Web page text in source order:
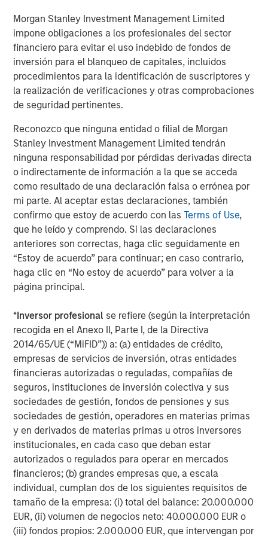
Morgan Stanley Investment Management Limited
impone obligaciones a los profesionales del sector
financiero para evitar el uso indebido de fondos de
inversión para el blanqueo de capitales, incluidos
procedimientos para la identificación de suscriptores y
la realización de verificaciones y otras comprobaciones
de seguridad pertinentes.
Reconozco que ninguna entidad o filial de Morgan
Stanley Investment Management Limited tendrán
ninguna responsabilidad por pérdidas derivadas directa
o indirectamente de información a la que se acceda
como resultado de una declaración falsa o errónea por
mi parte. Al aceptar estas declaraciones, también
confirmo que estoy de acuerdo con lasTerms of Use,
que he leído y comprendo. Si las declaraciones
anteriores son correctas, haga clic seguidamente en
“Estoy de acuerdo” para continuar; en caso contrario,
haga clic en “No estoy de acuerdo” para volver a la
página principal.
*Inversor profesional se refiere (según la interpretación
recogida en el Anexo II, Parte I, de la Directiva
2014/65/UE (“MiFID”)) a: (a) entidades de crédito,
empresas de servicios de inversión, otras entidades
financieras autorizadas o reguladas, compañías de
seguros, instituciones de inversión colectiva y sus
sociedades de gestión, fondos de pensiones y sus
sociedades de gestión, operadores en materias primas
y en derivados de materias primas u otros inversores
institucionales, en cada caso que deban estar
autorizados o regulados para operar en mercados
financieros; (b) grandes empresas que, a escala
individual, cumplan dos de los siguientes requisitos de
tamaño de la empresa: (i) total del balance: 20.000.000
EUR, (ii) volumen de negocios neto: 40.000.000 EUR o
(iii) fondos propios: 2.000.000 EUR, que intervengan por
ARTÍCULO
Real Estate Midyear Outlook:
Constructive Amid Fluid Backdrop
The current macroenvironment remains resilient
despite elevated volatility and divergence across
markets. As inflation and energy prices keep
central banks hawkish, real estate continues to
offer attractive relative value, supported by a
25% repricing, durable income streams, and
constrained supply. In this environment,
diversified portfolios and selective asset-level
investing remain critical.
07-AGO-2026
Risk Considerations
There is no assurance that a Portfolio will achieve its investment
objective. Portfolios are subject to
market risk
, which is the
possibility that the market values of securities owned by the
Portfolio will decline and that the value of Portfolio shares may
therefore be less than what you paid for them. Market values
can change daily due to economic and other events (e.g. natural
disasters, health crises, terrorism, conflicts and social unrest)
that affect markets, countries, companies or governments. It is
difficult to predict the timing, duration, and potential adverse
effects (e.g. portfolio liquidity) of events. Accordingly, you can
lose money investing in this Portfolio. Please be aware that this
Portfolio may be subject to certain additional risks. In general,
equities securities'values also fluctuate in response to activities
specific to a company. Investments inforeign marketsentail
special risks such as currency, political, economic, market and
liquidity risks. The risks of investing inemerging market
countries are greater than risks associated with investments in
foreign developed countries.Privately placed and restricted
securitiesmay be subject to resale restrictions as well as a lack